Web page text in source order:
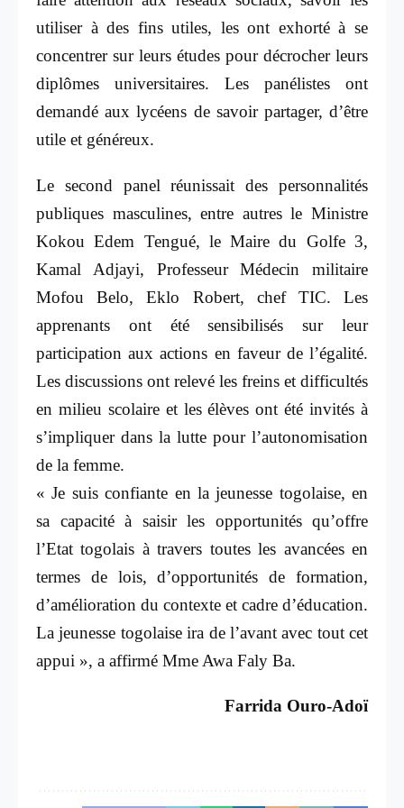
utiliser à des fins utiles, les ont exhorté à se
concentrer sur leurs études pour décrocher leurs
diplômes universitaires. Les panélistes ont
demandé aux lycéens de savoir partager, d’être
utile et généreux.
Le second panel réunissait des personnalités
publiques masculines, entre autres le Ministre
Kokou Edem Tengué, le Maire du Golfe 3,
Kamal Adjayi, Professeur Médecin militaire
Mofou Belo, Eklo Robert, chef TIC. Les
apprenants ont été sensibilisés sur leur
participation aux actions en faveur de l’égalité.
Les discussions ont relevé les freins et difficultés
en milieu scolaire et les élèves ont été invités à
s’impliquer dans la lutte pour l’autonomisation
de la femme.
« Je suis confiante en la jeunesse togolaise, en
sa capacité à saisir les opportunités qu’offre
l’Etat togolais à travers toutes les avancées en
termes de lois, d’opportunités de formation,
d’amélioration du contexte et cadre d’éducation.
La jeunesse togolaise ira de l’avant avec tout cet
appui », a affirmé Mme Awa Faly Ba.
Farrida Ouro-Adoï